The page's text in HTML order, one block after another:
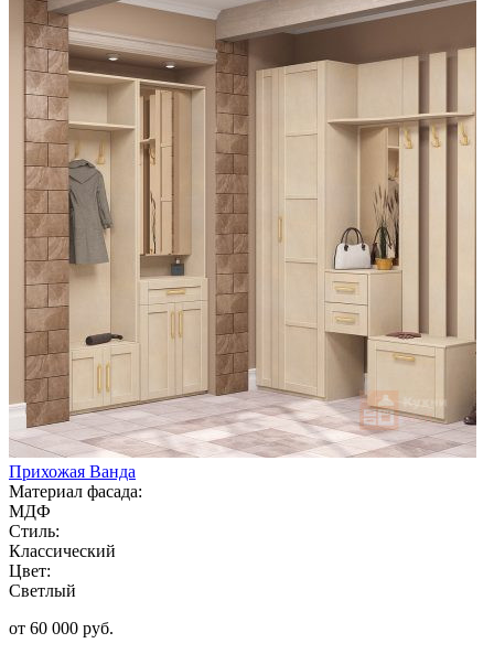
Прихожая Ванда
Материал фасада:
МДФ
Стиль:
Классический
Цвет:
Светлый
от 60 000 руб.